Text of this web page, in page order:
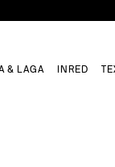
& LAGA INRED